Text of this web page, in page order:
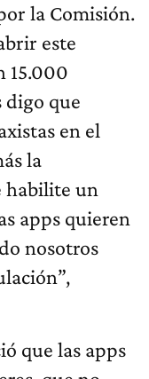
la Comisión.
este
15.000
digo que
en el
la
habilite un
apps quieren
nosotros
que las apps